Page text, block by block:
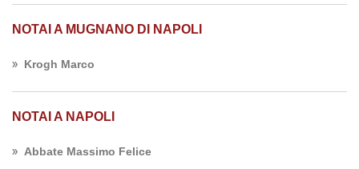
NOTAI A MUGNANO DI NAPOLI
Krogh Marco
NOTAI A NAPOLI
Abbate Massimo Felice